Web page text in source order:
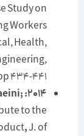
Study on
Workers
Health,
Engineering,
pp 434-441
2014:
to the
product